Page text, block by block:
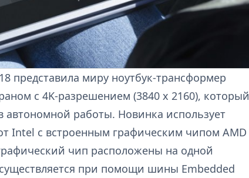
представила миру ноутбук-трансформер
с 4K-разрешением (3840 x 2160), который
автономной работы. Новинка использует
Intel с встроенным графическим чипом AMD
чип расположены на одной
при помощи шины Embedded